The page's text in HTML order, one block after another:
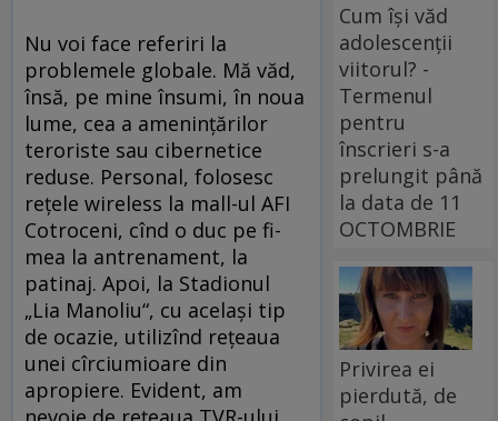
Nu voi face referiri la
problemele globale. Mă văd,
însă, pe mine însumi, în noua
lume, cea a ameninţărilor
teroriste sau cibernetice
reduse. Personal, folosesc
reţele wireless la mall-ul AFI
Cotroceni, cînd o duc pe fi-
mea la antrenament, la
patinaj. Apoi, la Stadionul
„Lia Manoliu“, cu acelaşi tip
de ocazie, utilizînd reţeaua
unei cîrciumioare din
apropiere. Evident, am
Cum își văd
adolescenții
viitorul? -
Termenul
pentru
înscrieri s-a
prelungit până
la data de 11
OCTOMBRIE
Privirea ei
pierdută, de